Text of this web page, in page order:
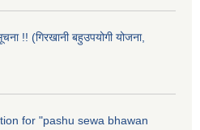
!! (गिरखानी बहुउपयोगी योजना,
for "pashu sewa bhawan